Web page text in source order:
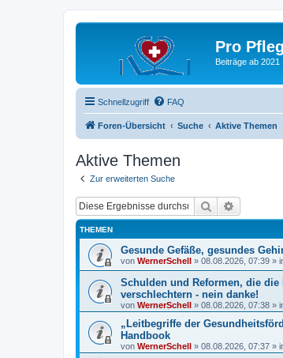
Pro
Beiträge ab 2021
Schnellzugriff FAQ
Foren-Übersicht Suche Aktive Themen
Aktive Themen
Zur erweiterten Suche
Suche
THEMEN
Gesunde Gefäße, gesundes
von WernerSchell » 08.08.2026, 07:39 »
Schulden und Reformen, die
verschlechtern - nein danke!
von WernerSchell » 08.08.2026, 07:38 »
„Leitbegriffe der
Handbook
von WernerSchell » 08.08.2026, 07:37 »